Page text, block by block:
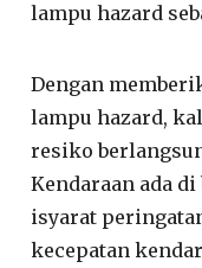
lampu hazard
Dengan
lampu hazard,
resiko
Kendaraan ada
isyarat
kecepatan